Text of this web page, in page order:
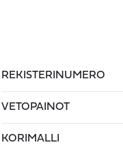
REKISTERINUMERO
VETOPAINOT
KORIMALLI